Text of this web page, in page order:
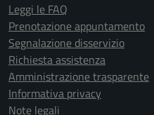
Leggi le FAQ
Prenotazione appuntamento
Segnalazione disservizio
Richiesta assistenza
Amministrazione trasparente
Informativa privacy
Note legali